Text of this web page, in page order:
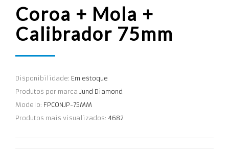
Coroa + Mola +
Calibrador 75mm
Disponibilidade: Em estoque
Produtos por marca Jund Diamond
Modelo: FPCONJP-75MM
Produtos mais visualizados: 4682